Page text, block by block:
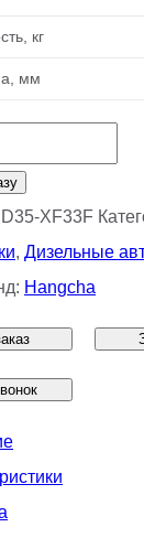
кг
мм
XF33F
, Дизельные
Hangcha